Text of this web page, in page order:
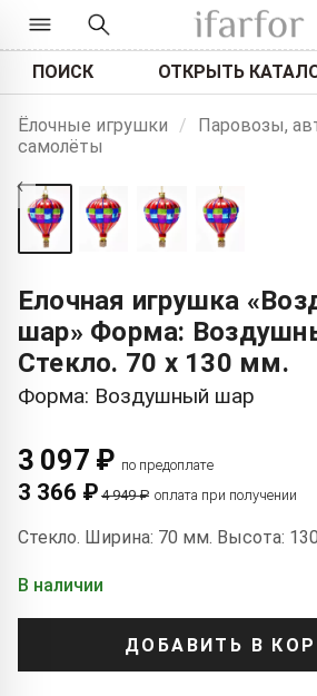
ПОИСК ОТКРЫТЬ
Ёлочные игрушки /
Паровозы,
самолёты
‹
Елочная игрушка
шар» Форма:
Стекло. 70 x 130 мм.
Форма: Воздушный шар
3 097 ₽ по предоплате
3 366 ₽ 4 949 ₽ оплата при получении
Стекло. Ширина: 70 мм. Высота:
В наличии
ДОБАВИТЬ В